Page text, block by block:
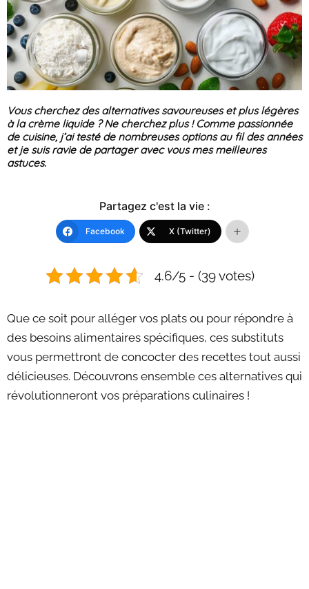
Vous cherchez des alternatives savoureuses et plus légères
à la crème liquide ? Ne cherchez plus ! Comme passionnée
de cuisine, j’ai testé de nombreuses options au fil des années
et je suis ravie de partager avec vous mes meilleures
astuces.
Partagez c'est la vie :
Facebook X (Twitter)
4.6/5 - (39 votes)
Que ce soit pour alléger vos plats ou pour répondre à
des besoins alimentaires spécifiques, ces substituts
vous permettront de concocter des recettes tout aussi
délicieuses. Découvrons ensemble ces alternatives qui
révolutionneront vos préparations culinaires !